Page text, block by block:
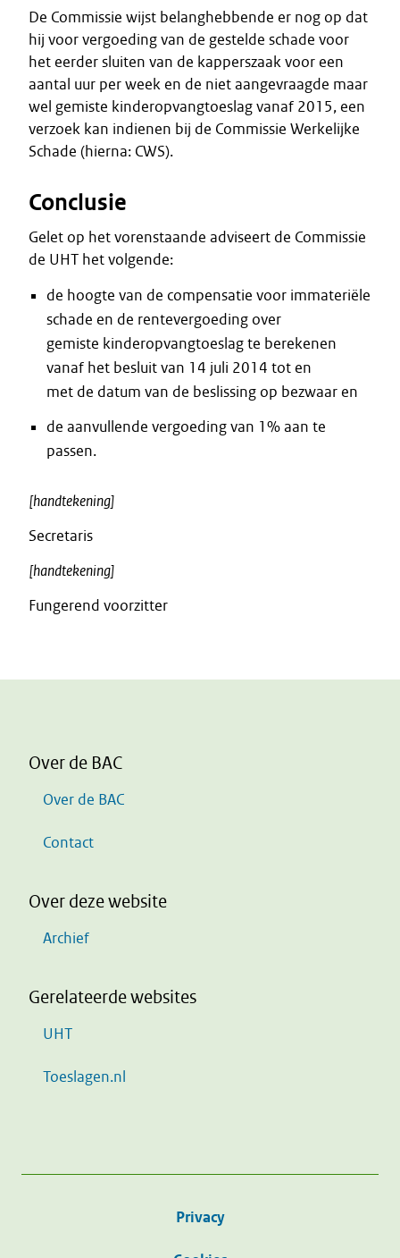
De Commissie wijst belanghebbende er nog op dat
hij voor vergoeding van de gestelde schade voor
het eerder sluiten van de kapperszaak voor een
aantal uur per week en de niet aangevraagde maar
wel gemiste kinderopvangtoeslag vanaf 2015, een
verzoek kan indienen bij de Commissie Werkelijke
Schade (hierna: CWS).
Conclusie
Gelet op het vorenstaande adviseert de Commissie
de UHT het volgende:
de hoogte van de compensatie voor immateriële
schade en de rentevergoeding over
gemiste kinderopvangtoeslag te berekenen
vanaf het besluit van 14 juli 2014 tot en
met de datum van de beslissing op bezwaar en
de aanvullende vergoeding van 1% aan te
passen.
[handtekening]
Secretaris
[handtekening]
Fungerend voorzitter
Over de BAC
Over de BAC
Contact
Over deze website
Archief
Gerelateerde websites
UHT
Toeslagen.nl
Privacy